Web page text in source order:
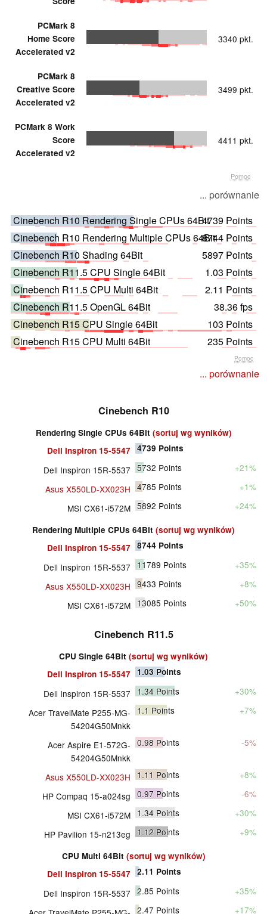
PCMark 8
Home Score
Accelerated v2
3340 pkt.
PCMark 8
Creative Score
Accelerated v2
3499 pkt.
PCMark 8 Work
Score
Accelerated v2
4411 pkt.
Pomoc
... porównanie
Cinebench R10 Rendering Single CPUs 64Bit4739 Points
Cinebench R10 Rendering Multiple CPUs 64Bit8744 Points
Cinebench R10 Shading 64Bit
5897 Points
Cinebench R11.5 CPU Single 64Bit
1.03 Points
Cinebench R11.5 CPU Multi 64Bit
2.11 Points
Cinebench R11.5 OpenGL 64Bit
38.36 fps
Cinebench R15 CPU Single 64Bit
103 Points
Cinebench R15 CPU Multi 64Bit
235 Points
Pomoc
... porównanie
Cinebench R10
Rendering Single CPUs 64Bit (sortuj wg wyników)
Dell Inspiron 15-5547 4739 Points
Dell Inspiron 15R-5537 5732 Points
+21%
Asus X550LD-XX023H 4785 Points
+1%
MSI CX61-i572M 5892 Points +24%
Rendering Multiple CPUs 64Bit (sortuj wg wyników)
Dell Inspiron 15-5547 8744 Points
Dell Inspiron 15R-5537 11789 Points
+35%
Asus X550LD-XX023H 9433 Points
+8%
MSI CX61-i572M 13085 Points +50%
Cinebench R11.5
CPU Single 64Bit (sortuj wg wyników)
Dell Inspiron 15-5547
1.03 Points
Dell Inspiron 15R-5537 1.34 Points
+30%
Acer TravelMate P255-MG-
54204G50Mnkk
1.1 Points +7%
Acer Aspire E1-572G-
54204G50Mnkk
0.98 Points -5%
Asus X550LD-XX023H 1.11 Points
+8%
HP Compaq 15-a024sg 0.97 Points
-6%
MSI CX61-i572M 1.34 Points
+30%
HP Pavilion 15-n213eg 1.12 Points +9%
CPU Multi 64Bit (sortuj wg wyników)
Dell Inspiron 15-5547 2.11 Points
Dell Inspiron 15R-5537 2.85 Points
+35%
2.47 Points +17%